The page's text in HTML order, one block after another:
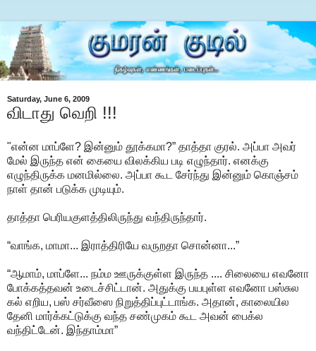
Saturday, June 6, 2009
விடாது வெறி !!!
"என்ன மாப்ளே? இன்னும் தூக்கமா?” தாத்தா குரல். அப்பா அவர்
மேல் இருந்த என் கையை விலக்கிய படி எழுந்தார். எனக்கு
எழுந்திருக்க மனமில்லை. அப்பா கூட சேர்ந்து இன்னும் கொஞ்சம்
நாள் தான் படுக்க முடியும்.
தாத்தா பெரியகுளத்திலிருந்து வந்திருந்தார்.
“வாங்க, மாமா... இராத்திரியே வருறதா சொன்னா...”
“ஆமாம், மாப்ளே... நம்ம ஊருக்குள்ள இருந்த .... சிலையை எவனோ
போக்கத்தவன் உடைச்சிட்டான். அதுக்கு பயபுள்ள எவனோ பஸ்சுல
கல் எறிய, பஸ் சர்வீஸை நிறுத்திப்புட்டாங்க. அதான், காலையில
தேனி மார்க்கட்டுக்கு வந்த சண்முகம் கூட அவன் பைக்ல
வந்திட்டேன். இந்தாம்மா”